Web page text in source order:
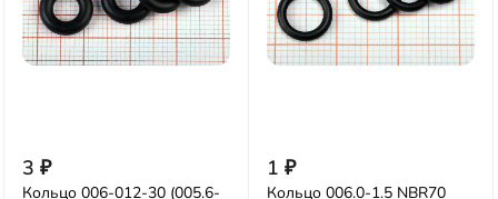
3 ₽
Кольцо 006-012-30 (005.6-
1 ₽
Кольцо 006.0-1.5 NBR70